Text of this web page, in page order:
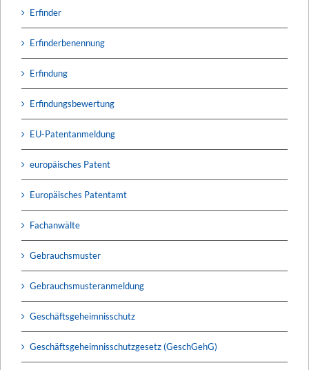
Erfinder
Erfinderbenennung
Erfindung
Erfindungsbewertung
EU-Patentanmeldung
europäisches Patent
Europäisches Patentamt
Fachanwälte
Gebrauchsmuster
Gebrauchsmusteranmeldung
Geschäftsgeheimnisschutz
Geschäftsgeheimnisschutzgesetz (GeschGehG)